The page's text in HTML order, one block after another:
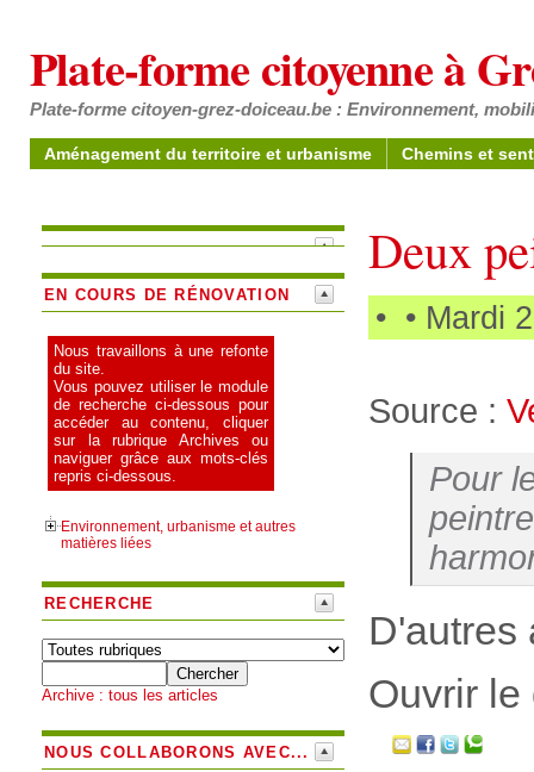
Plate-forme citoyenne à
Plate-forme citoyen-grez-doiceau.be : Environnement,
Aménagement du territoire et urbanisme Chemins et
EN COURS DE RÉNOVATION
Nous travaillons à une refonte
du site.
Vous pouvez utiliser le module
de recherche ci-dessous pour
accéder au contenu, cliquer
sur la rubrique Archives ou
naviguer grâce aux mots-clés
repris ci-dessous.
Environnement, urbanisme et autres
matières liées
RECHERCHE
Archive : tous les articles
NOUS COLLABORONS AVEC...
Deux
• • Mardi
Source :
Pour
D'autres
Ouvrir le